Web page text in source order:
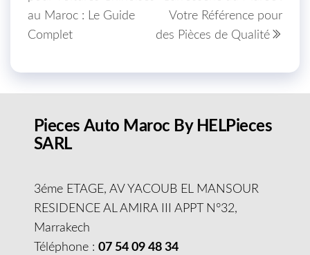
au Maroc : Le Guide
Complet
Votre Référence pour
des Pièces de Qualité
Pieces Auto Maroc By HELPieces
SARL
3éme ETAGE, AV YACOUB EL MANSOUR
RESIDENCE AL AMIRA III APPT N°32,
Marrakech
Téléphone : 07 54 09 48 34